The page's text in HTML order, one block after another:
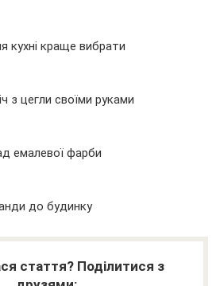
кухні краще вибрати
з цегли своїми руками
емалевої фарби
до будинку
стаття? Поділитися з